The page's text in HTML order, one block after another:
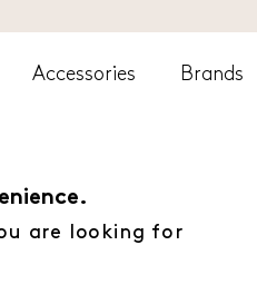
Accessories Brands
are looking for